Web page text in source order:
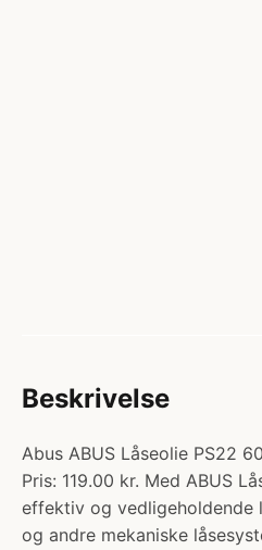
Beskrivelse
Abus ABUS Låseolie PS22
Pris: 119.00 kr. Med ABUS
effektiv og vedligeholdende
og andre mekaniske